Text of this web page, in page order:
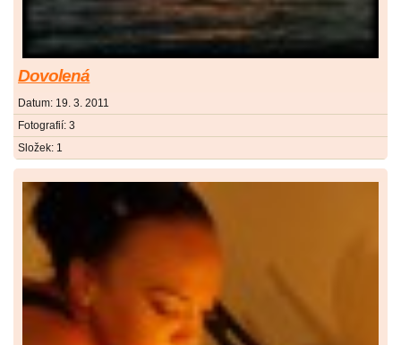
Dovolená
Datum: 19. 3. 2011
Fotografií: 3
Složek: 1